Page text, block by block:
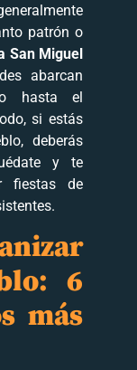
patrón o
San Miguel
abarcan
hasta el
si estás
deberás
y te
fiestas de
6
más